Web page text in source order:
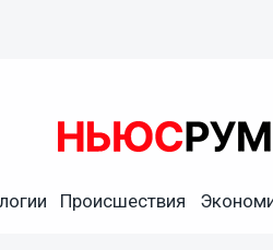
Происшествия
студенту за